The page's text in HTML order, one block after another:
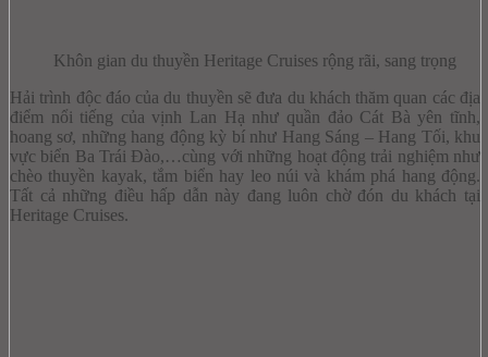
Khôn gian du thuyền Heritage Cruises rộng rãi, sang trọng
Hải trình độc đáo của du thuyền sẽ đưa du khách thăm quan các địa
điểm nổi tiếng của vịnh Lan Hạ như quần đảo Cát Bà yên tĩnh,
hoang sơ, những hang động kỳ bí như Hang Sáng – Hang Tối, khu
vực biển Ba Trái Đào,…cùng với những hoạt động trải nghiệm như
chèo thuyền kayak, tắm biển hay leo núi và khám phá hang động.
Tất cả những điều hấp dẫn này đang luôn chờ đón du khách tại
Heritage Cruises.